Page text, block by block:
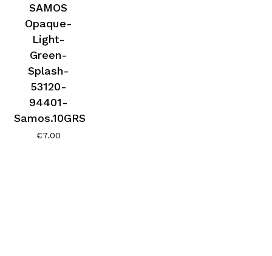
SAMOS
Opaque-
Light-
Green-
Splash-
53120-
94401-
Samos.10GRS
€7.00